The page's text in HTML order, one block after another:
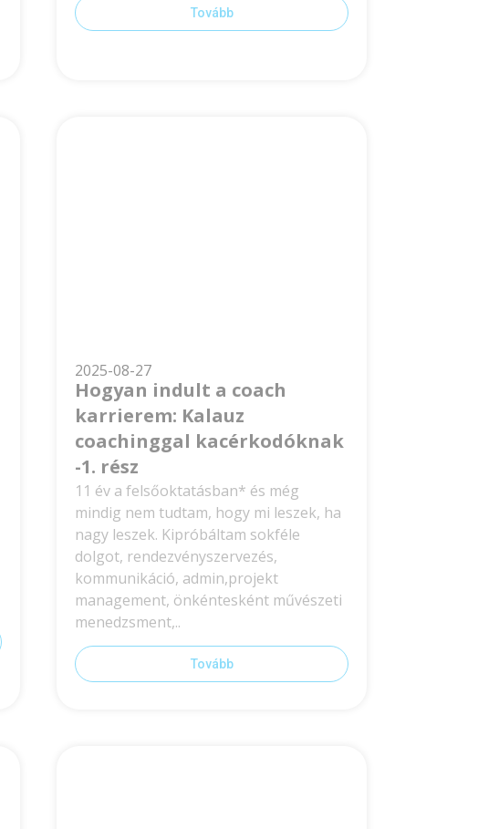
Tovább
2025-08-27
Hogyan indult a coach
karrierem: Kalauz
coachinggal kacérkodóknak
-1. rész
11 év a felsőoktatásban* és még
mindig nem tudtam, hogy mi leszek, ha
nagy leszek. Kipróbáltam sokféle
dolgot, rendezvényszervezés,
kommunikáció, admin,projekt
management, önkéntesként művészeti
menedzsment,..
Tovább